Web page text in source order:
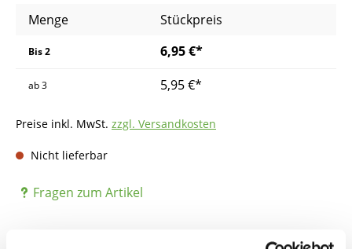
Menge Stückpreis
Bis2 6,95 €*
ab3 5,95 €*
Preise inkl. MwSt. zzgl. Versandkosten
Nicht lieferbar
Fragen zum Artikel